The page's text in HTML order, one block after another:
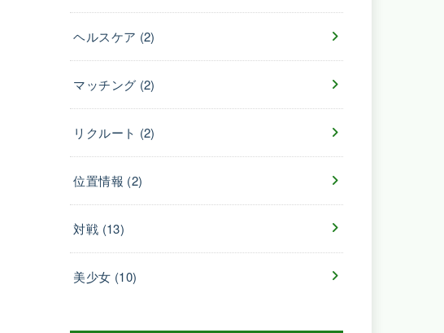
ヘルスケア (2)
マッチング (2)
リクルート (2)
位置情報 (2)
対戦 (13)
美少女 (10)